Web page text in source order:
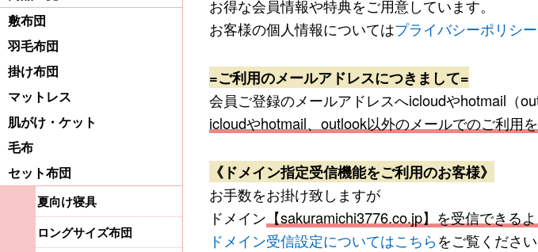
お得な会員情報や特典をご用意しています。
お客様の個人情報についてはプライバシーポリシー
=ご利用のメールアドレスにつきまして=
会員ご登録のメールアドレスへicloudやhotmail（
icloudやhotmail、outlook以外のメールでのご利用を
《ドメイン指定受信機能をご利用のお客様》
お手数をお掛け致しますが
ドメイン 【sakuramichi3776.co.jp】を受信できる
ドメイン受信設定についてはこちらをご覧ください
敷布団
羽毛布団
掛け布団
マットレス
肌がけ・ケット
毛布
セット布団
夏向け寝具
ロングサイズ布団